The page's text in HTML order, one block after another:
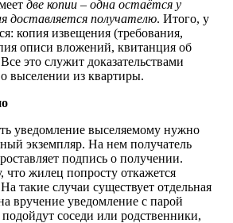
две копии – одна остаётся у
доставляется получателю. Итого, у
копия извещения (требования,
описи вложений, квитанция об
это служит доказательствами
выселении из квартиры.
уведомление выселяемому нужно
экземпляр. На нем получатель
подпись о получении.
что жилец попросту откажется
такие случаи существует отдельная
вручение уведомление с парой
соседи или родственники,